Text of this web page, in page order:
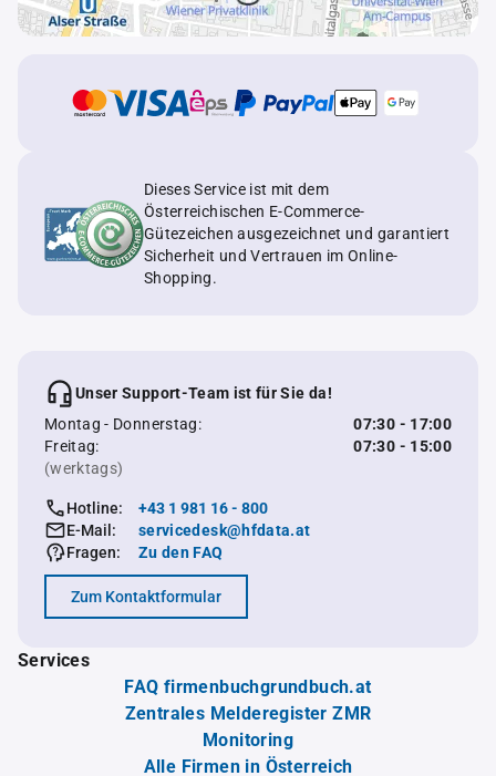
Dieses Service ist mit dem
Österreichischen E-Commerce-
Gütezeichen ausgezeichnet und garantiert
Sicherheit und Vertrauen im Online-
Shopping.
Unser Support-Team ist für Sie da!
Montag - Donnerstag:
07:30 - 17:00
Freitag:
07:30 - 15:00
(werktags)
Hotline:
+43 1 981 16 - 800
E-Mail:
servicedesk@hfdata.at
Fragen:
Zu den FAQ
Zum Kontaktformular
Services
FAQ firmenbuchgrundbuch.at
Zentrales Melderegister ZMR
Monitoring
Alle Firmen in Österreich